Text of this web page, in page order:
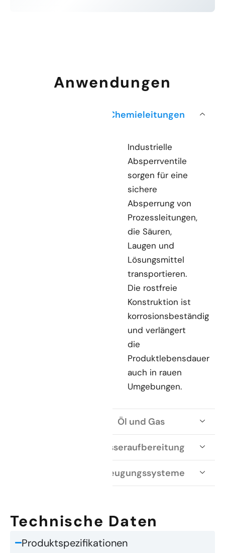
Anwendungen
Chemieleitungen
Industrielle
Absperrventile
sorgen für eine
sichere
Absperrung von
Prozessleitungen,
die Säuren,
Laugen und
Lösungsmittel
transportieren.
Die rostfreie
Konstruktion ist
korrosionsbeständig
und verlängert
die
Produktlebensdauer
auch in rauen
Umgebungen.
Öl und Gas
Wasseraufbereitung
Stromerzeugungssysteme
Technische Daten
Produktspezifikationen